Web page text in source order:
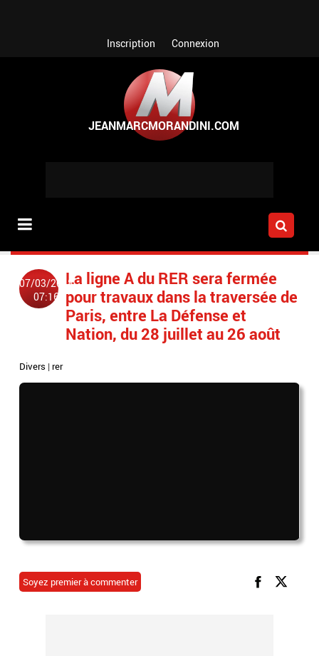
Inscription Connexion
07/03/2018
07:16
La ligne A du RER sera fermée
pour travaux dans la traversée de
Paris, entre La Défense et
Nation, du 28 juillet au 26 août
Divers |rer
Soyez premier à commenter